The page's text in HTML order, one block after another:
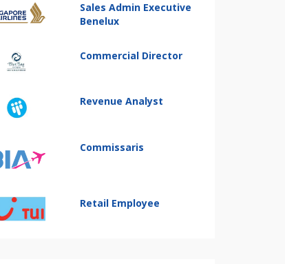
Sales Admin Executive
Benelux
Commercial Director
Revenue Analyst
Commissaris
Retail Employee